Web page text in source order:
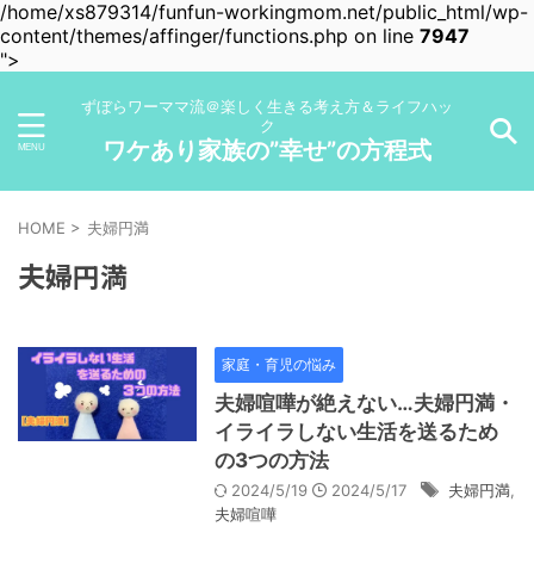
/home/xs879314/funfun-workingmom.net/public_html/wp-
content/themes/affinger/functions.php on line 7947
">
ずぼらワーママ流＠楽しく生きる考え方＆ライフハッ
ク
ワケあり家族の”幸せ”の方程式
HOME > 夫婦円満
夫婦円満
家庭・育児の悩み
夫婦喧嘩が絶えない…夫婦円満・
イライラしない生活を送るため
の3つの方法
2024/5/19 2024/5/17 夫婦円満
夫婦喧嘩